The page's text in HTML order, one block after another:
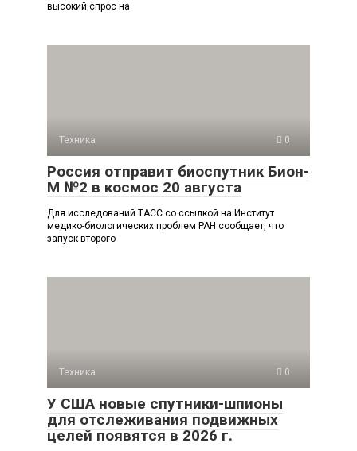
высокий спрос на
Техника 0
Россия отправит биоспутник Бион-
М №2 в космос 20 августа
Для исследований ТАСС со ссылкой на Институт
медико-биологических проблем РАН сообщает, что
запуск второго
Техника 0
У США новые спутники-шпионы
для отслеживания подвижных
целей появятся в 2026 г.